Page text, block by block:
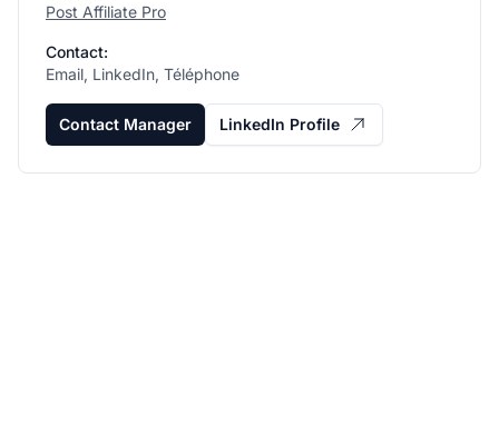
Post Affiliate Pro
Contact:
Email, LinkedIn, Téléphone
Contact Manager LinkedIn Profile